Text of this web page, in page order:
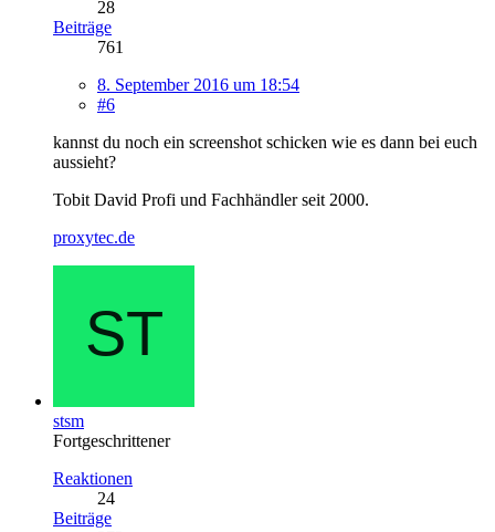
28
Beiträge
761
8. September 2016 um 18:54
#6
kannst du noch ein screenshot schicken wie es dann bei euch
aussieht?
Tobit David Profi und Fachhändler seit 2000.
proxytec.de
stsm
Fortgeschrittener
Reaktionen
24
Beiträge